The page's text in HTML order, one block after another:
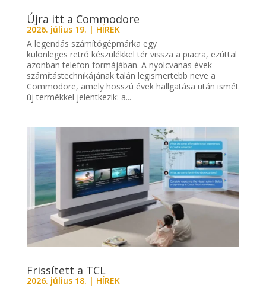
Újra itt a Commodore
2026. július 19. | HÍREK
A legendás számítógépmárka egy
különleges retró készülékkel tér vissza a piacra, ezúttal
azonban telefon formájában. A nyolcvanas évek
számítástechnikájának talán legismertebb neve a
Commodore, amely hosszú évek hallgatása után ismét
új termékkel jelentkezik: a...
Frissített a TCL
2026. július 18. | HÍREK